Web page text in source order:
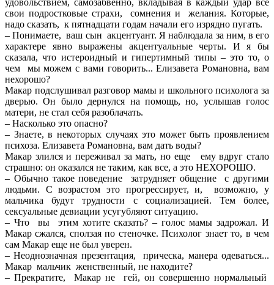
свои подростковые страхи, сомнения и желания. Которые,
надо сказать, к пятнадцати годам начали его изрядно пугать.
– Понимаете, ваш сын акцентуант. Я наблюдала за ним, в его
характере явно выражены акцентуальные черты. И я бы
сказала, что истероидный и гипертимный типы – это то, о
чем мы можем с вами говорить... Елизавета Романовна, вам
нехорошо?
Макар подслушивал разговор мамы и школьного психолога за
дверью. Он было дернулся на помощь, но, услышав голос
матери, не стал себя разоблачать.
– Насколько это опасно?
– Знаете, в некоторых случаях это может быть проявлением
психоза. Елизавета Романовна, вам дать воды?
Макар злился и переживал за мать, но еще ему вдруг стало
страшно: он оказался не таким, как все, а это НЕХОРОШО.
– Обычно такое поведение затрудняет общение с другими
людьми. С возрастом это прогрессирует, и, возможно, у
мальчика будут трудности с социализацией. Тем более,
сексуальные девиации усугубляют ситуацию.
– Что вы этим хотите сказать? – голос мамы задрожал. И
Макар сжался, сползая по стеночке. Психолог знает то, в чем
сам Макар еще не был уверен.
– Неоднозначная презентация, прическа, манера одеваться...
Макар мальчик женственный, не находите?
– Прекратите, Макар не гей, он совершенно нормальный